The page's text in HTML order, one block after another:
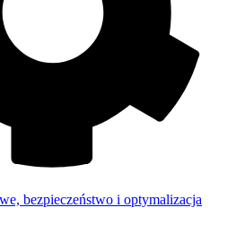
bezpieczeństwo i optymalizacja